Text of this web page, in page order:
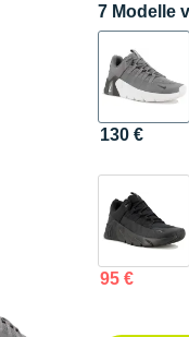
7 Modelle
130 €
95 €